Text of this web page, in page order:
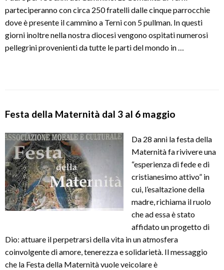
parteciperanno con circa 250 fratelli dalle cinque parrocchie
dove è presente il cammino a Terni con 5 pullman. In questi
giorni inoltre nella nostra diocesi vengono ospitati numerosi
pellegrini provenienti da tutte le parti del mondo in …
Festa della Maternità dal 3 al 6 maggio
Da 28 anni la festa della
Maternità fa rivivere una
“esperienza di fede e di
cristianesimo attivo” in
cui, l’esaltazione della
madre, richiama il ruolo
che ad essa è stato
affidato un progetto di
Dio: attuare il perpetrarsi della vita in un atmosfera
coinvolgente di amore, tenerezza e solidarietà. Il messaggio
che la Festa della Maternità vuole veicolare è